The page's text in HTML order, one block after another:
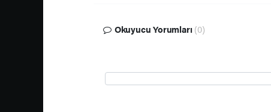
Okuyucu Yorumları (0)